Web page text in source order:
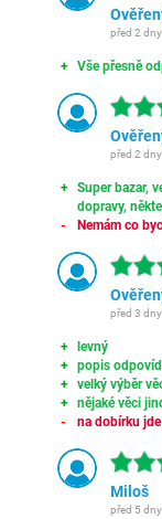
před 2 dny
Vše přesně
před 2 dny
Super bazar,
dopravy,
Nemám co
před 3 dny
levný
popis
velký výběr
nějaké věci
na dobírku
Miloš
před 5 dny